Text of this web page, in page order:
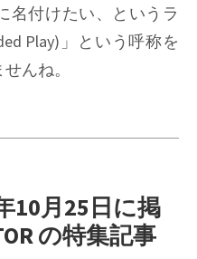
名付けたい、というラ
Play)」という呼称を
んね。
10月25日に掲
の特集記事